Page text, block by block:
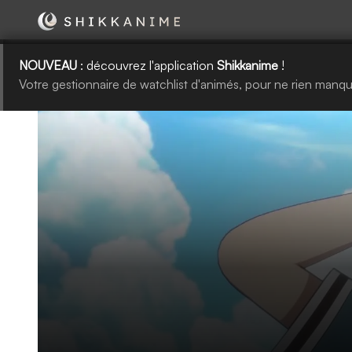
NOUVEAU : découvrez l'application Shikkanime !
Votre gestionnaire de watchlist d'animés, pour ne rien